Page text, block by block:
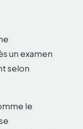
un examen
selon
le